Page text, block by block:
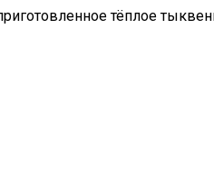
тёплое